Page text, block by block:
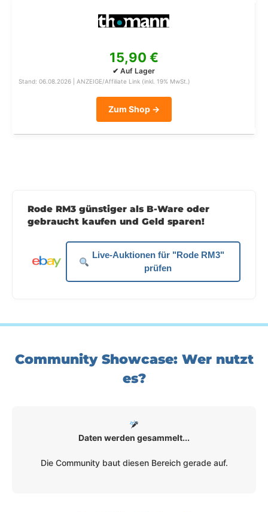
15,90 €
✔ Auf Lager
Stand: 06.08.2026 | ANZEIGE/Affiliate Link (inkl. 19% MwSt.)
Zum Shop →
Rode RM3 günstiger als B-Ware oder
gebraucht kaufen und Geld sparen!
Live-Auktionen für "Rode RM3"
prüfen
Community Showcase: Wer nutzt
es?
Daten werden gesammelt...
Die Community baut diesen Bereich gerade auf.